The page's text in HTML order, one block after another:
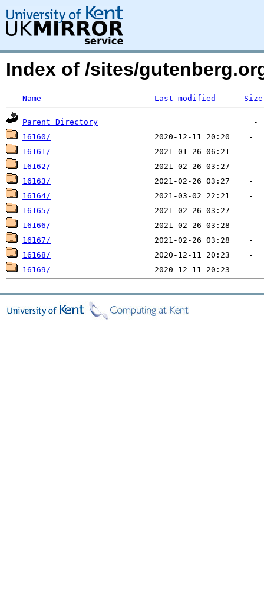
Index of /sites/
Name Last modified Size
Parent Directory
16160/
16161/
16162/
16163/
16164/
16165/
16166/
16167/
16168/
16169/